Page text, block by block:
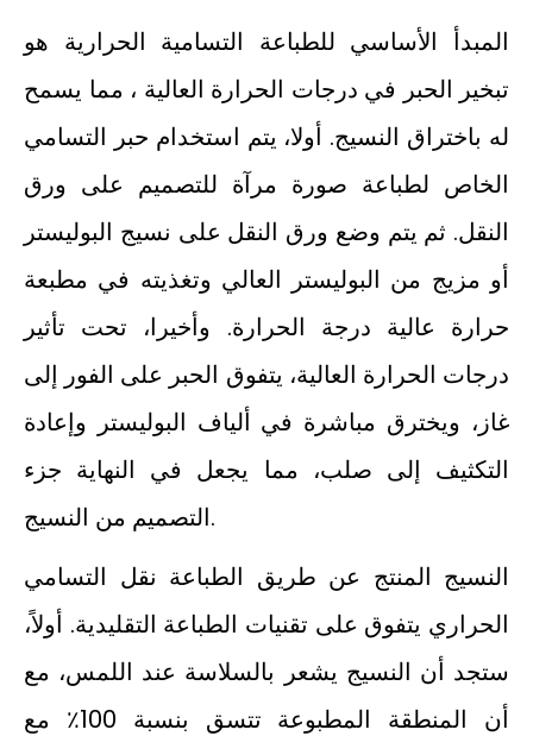
المبدأ الأساسي للطباعة التسامية الحرارية هو
تبخير الحبر في درجات الحرارة العالية ، مما يسمح
له باختراق النسيج. أولا، يتم استخدام حبر التسامي
الخاص لطباعة صورة مرآة للتصميم على ورق
النقل. ثم يتم وضع ورق النقل على نسيج البوليستر
أو مزيج من البوليستر العالي وتغذيته في مطبعة
حرارة عالية درجة الحرارة. وأخيرا، تحت تأثير
درجات الحرارة العالية، يتفوق الحبر على الفور إلى
غاز، ويخترق مباشرة في ألياف البوليستر وإعادة
التكثيف إلى صلب، مما يجعل في النهاية جزء
التصميم من النسيج.
النسيج المنتج عن طريق الطباعة نقل التسامي
الحراري يتفوق على تقنيات الطباعة التقليدية. أولاً،
ستجد أن النسيج يشعر بالسلاسة عند اللمس، مع
أن المنطقة المطبوعة تتسق بنسبة 100٪ مع